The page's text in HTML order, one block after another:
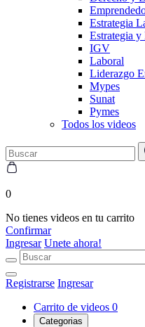
Estrategia
Estrategia y
IGV
Laboral
Liderazgo
Mypes
Sunat
Pymes
Todos los videos
0
No tienes videos en tu carrito
Confirmar
Ingresar Unete ahora!
Registrarse Ingresar
Carrito de videos 0
Categorias